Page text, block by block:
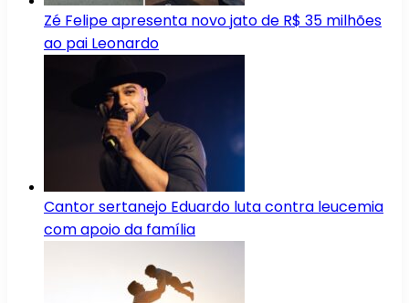
Zé Felipe apresenta novo jato de R$ 35 milhões
ao pai Leonardo
Cantor sertanejo Eduardo luta contra leucemia
com apoio da família